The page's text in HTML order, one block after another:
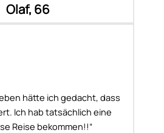
Olaf, 66
hätte ich gedacht, dass
Ich hab tatsächlich eine
Reise bekommen!!“